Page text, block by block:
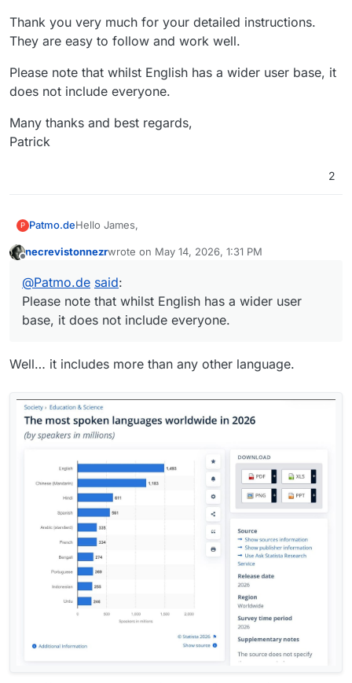
Thank you very much for your detailed instructions.
They are easy to follow and work well.
Please note that whilst English has a wider user base, it
does not include everyone.
Many thanks and best regards,
Patrick
2
P Patmo.deHello James,
Thank you very much for your detailed instructions.
Please note that whilst English has a wider user
base, it does not include everyone.
Many thanks and best regards,
necrevistonnezrwrote on May 14, 2026, 1:31 PM
last edited by
@Patmo.de said:
Please note that whilst English has a wider user
base, it does not include everyone.
Well… it includes more than any other language.